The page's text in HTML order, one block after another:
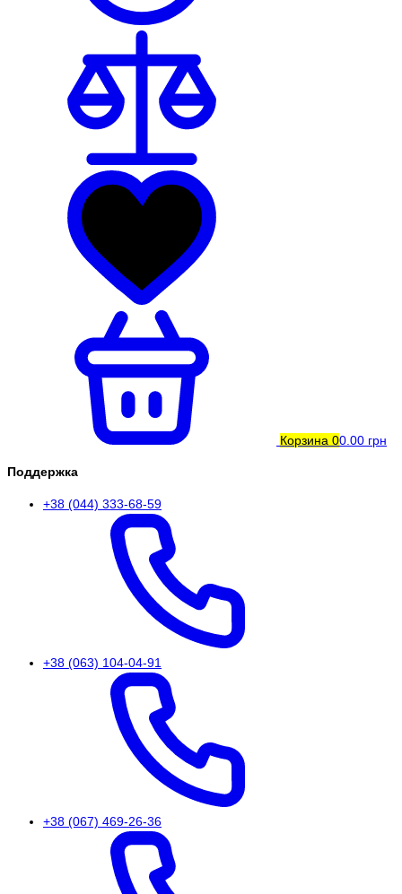
Корзина 00.00 грн
Поддержка
+38 (044) 333-68-59
+38 (063) 104-04-91
+38 (067) 469-26-36